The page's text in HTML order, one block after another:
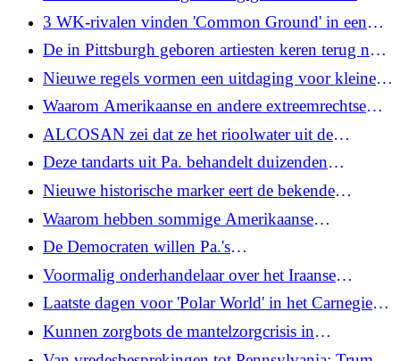
families van gevallen officieren in Pa. krijgt
unaniem knikje van de commissie
3 WK-rivalen vinden 'Common Ground' in een
grensoverschrijdend bier
De in Pittsburgh geboren artiesten keren terug naar
huis met een show in The Warhol
Nieuwe regels vormen een uitdaging voor kleinere
SNAP-retailers in de regio Pittsburgh
Waarom Amerikaanse en andere extreemrechtse
actoren aandacht besteden aan Britse rassenrellen
ALCOSAN zei dat ze het rioolwater uit de
waterwegen van Pittsburgh zouden verwijderen.
Hoe gaat het?
Deze tandarts uit Pa. behandelt duizenden
patiënten uit meerdere landelijke provincies. Wat
zal er gebeuren als hij met pensioen gaat?
Nieuwe historische marker eert de bekende
abolitionist George B. Vashon van Black
Pittsburgh
Waarom hebben sommige Amerikaanse
luchthavens particuliere beveiliging, terwijl andere
gebruikmaken van TSA?
De Democraten willen Pa.'s
schoolkeuzeprogramma ter waarde van 680
miljoen dollar meer verantwoording afleggen
Voormalig onderhandelaar over het Iraanse
nucleaire akkoord over hoe het ‘nieuwe normaal’
tussen de VS en Iran eruit ziet
Laatste dagen voor 'Polar World' in het Carnegie
Museum in Pittsburgh
Kunnen zorgbots de mantelzorgcrisis in
Pennsylvania helpen oplossen? Vraag Japan.